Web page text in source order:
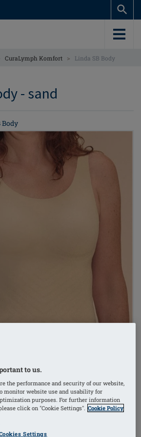
CuraLymph Komfort > Linda SB Body
- sand
Body
to us.
the performance and security of our website,
monitor website use and usability for
purposes. For further information
click on "Cookie Settings". Cookie Policy
Settings